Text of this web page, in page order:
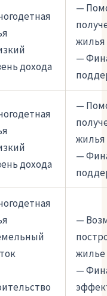
дохода
—
жилья
—
дохода
—
жилья
—
—
жилье
—